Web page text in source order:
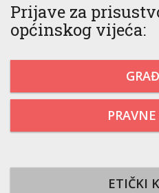
Prijave za
općinskog vijeća:
ETIČKI